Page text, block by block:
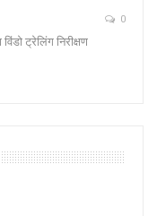
0
ट्रेलिंग निरीक्षण